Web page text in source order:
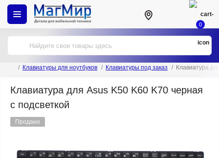
0
Клавиатуры для ноутбуков Клавиатуры под заказ Клавиатура
Клавиатура для Asus K50 K60 K70 черная
с подсветкой
Продано